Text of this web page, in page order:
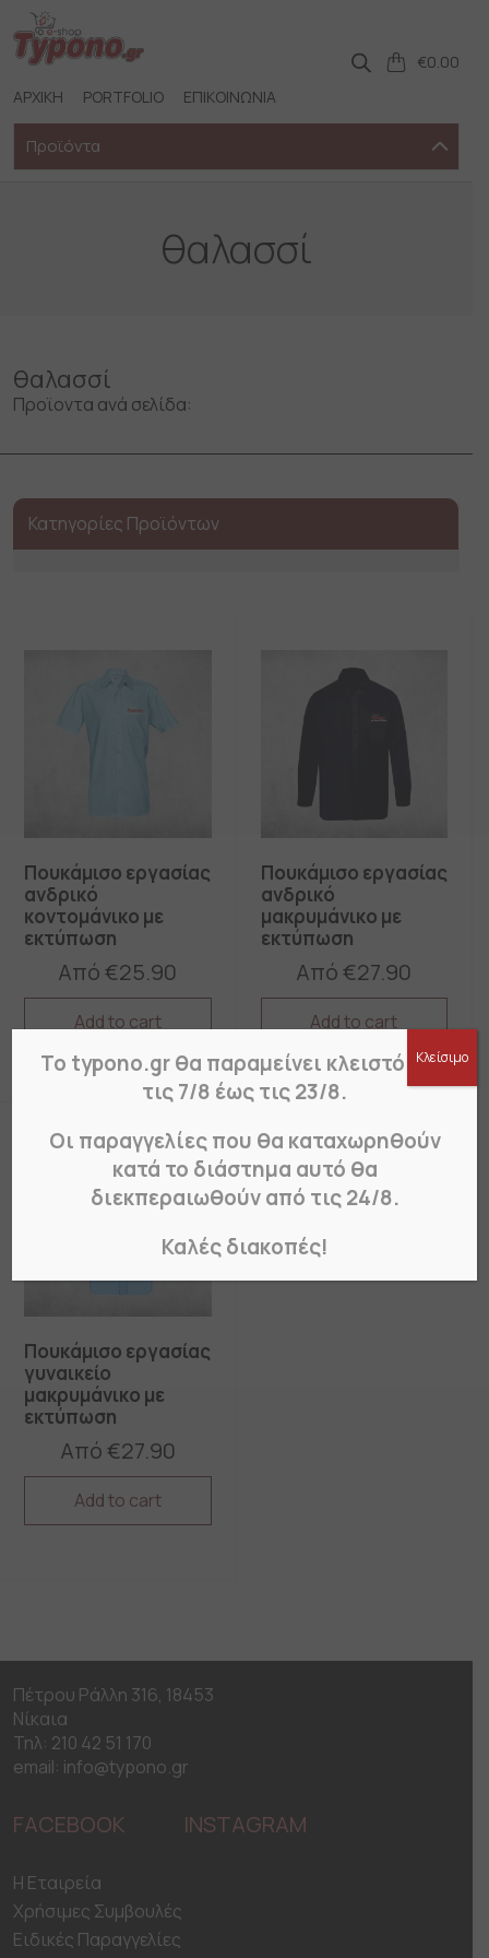
Skip
to
content
ΑΡΧΙΚΗ PORTFOLIO ΕΠΙΚΟΙΝΩΝΙΑ
€0.00
Προϊόντα
θαλασσί
θαλασσί
Προϊοντα ανά σελίδα:
Κατηγορίες Προϊόντων
Πουκάμισο εργασίας
ανδρικό
κοντομάνικο με
εκτύπωση
Από€25.90
Add to cart
This
product
variants.
the
Πουκάμισο εργασίας
ανδρικό
μακρυμάνικο με
εκτύπωση
Από€27.90
Add to cart
This
product
has
variants.
The
options
may
chosen
the
Πουκάμισο εργασίας
γυναικείο
μακρυμάνικο με
εκτύπωση
Από€27.90
Add to cart
options
be
chosen
on
the
Πέτρου Ράλλη 316, 18453
Νίκαια
Τηλ: 210 42 51 170
email: info@typono.gr
FACEBOOK INSTAGRAM
H Εταιρεία
Χρήσιμες Συμβουλές
Ειδικές Παραγγελίες
Το typono.gr θα παραμείνει κλειστό από
τις 7/8 έως τις 23/8.
Οι παραγγελίες που θα καταχωρηθούν
κατά το διάστημα αυτό θα
διεκπεραιωθούν από τις 24/8.
Καλές διακοπές!
Κλείσιμο